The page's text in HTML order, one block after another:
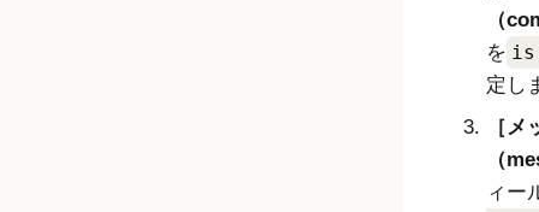
（
を is
定し
メ
（
ィー